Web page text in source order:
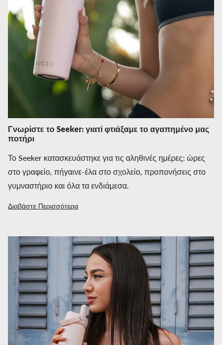
Γνωρίστε το Seeker: γιατί φτιάξαμε το αγαπημένο μας
ποτήρι
Το Seeker κατασκευάστηκε για τις αληθινές ημέρες: ώρες
στο γραφείο, πήγαινε-έλα στο σχολείο, προπονήσεις στο
γυμναστήριο και όλα τα ενδιάμεσα.
Διαβάστε Περισσότερα